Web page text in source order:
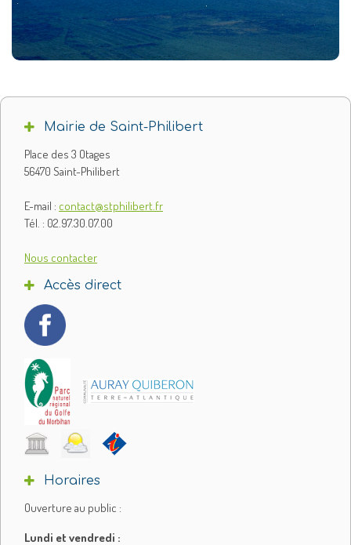
Mairie de Saint-Philibert
Place des 3 Otages
56470 Saint-Philibert
E-mail : contact@stphilibert.fr
Tél. : 02.97.30.07.00
Nous contacter
Accès direct
Horaires
Ouverture au public :
Lundi et vendredi :